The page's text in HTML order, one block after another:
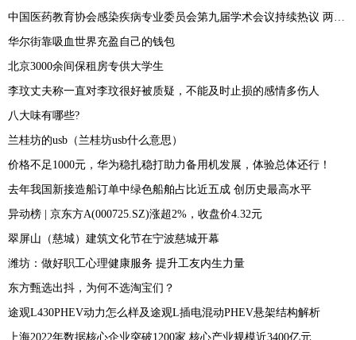
中国医药教育协会感染疾病专业委员会第九届学术会议持续热议 两性霉素专家共识发布
华尔街靠吸血世界充盈自己的钱包
北京3000余间保租房专供大学生
李玟丈夫称一直对李玟很好被质疑，不能及时止损的感情多伤人
八大味有哪些?
兰桂坊的usb（兰桂坊usb什么意思）
价格不足1000元，华为稳扎稳打助力备用机发展，体验总体还行！
去年我国新接造船订单中绿色船舶占比近五成 创历史最高水平
异动榜 | 京东方A(000725.SZ)涨超2%，收盘价4.32元
翠屏山（慈城）建筑文化节在宁波慈城开幕
潍坊：做好职工心理健康服务 提升工友内生力量
东方甄选出抖，为何不选淘宝们？
途观L430PHEV动力怎么样及途观L插电混动PHEV悬架结构解析
上海2022年数据核心企业突破1200家 核心产业规模近3400亿元